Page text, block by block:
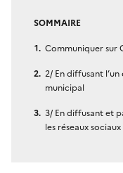
SOMMAIRE
Communiquer sur
2/ En diffusant
municipal
3/ En diffusant et
les réseaux sociaux